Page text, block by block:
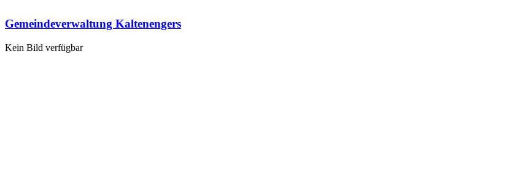
Gemeindeverwaltung Kaltenengers
Kein Bild verfügbar